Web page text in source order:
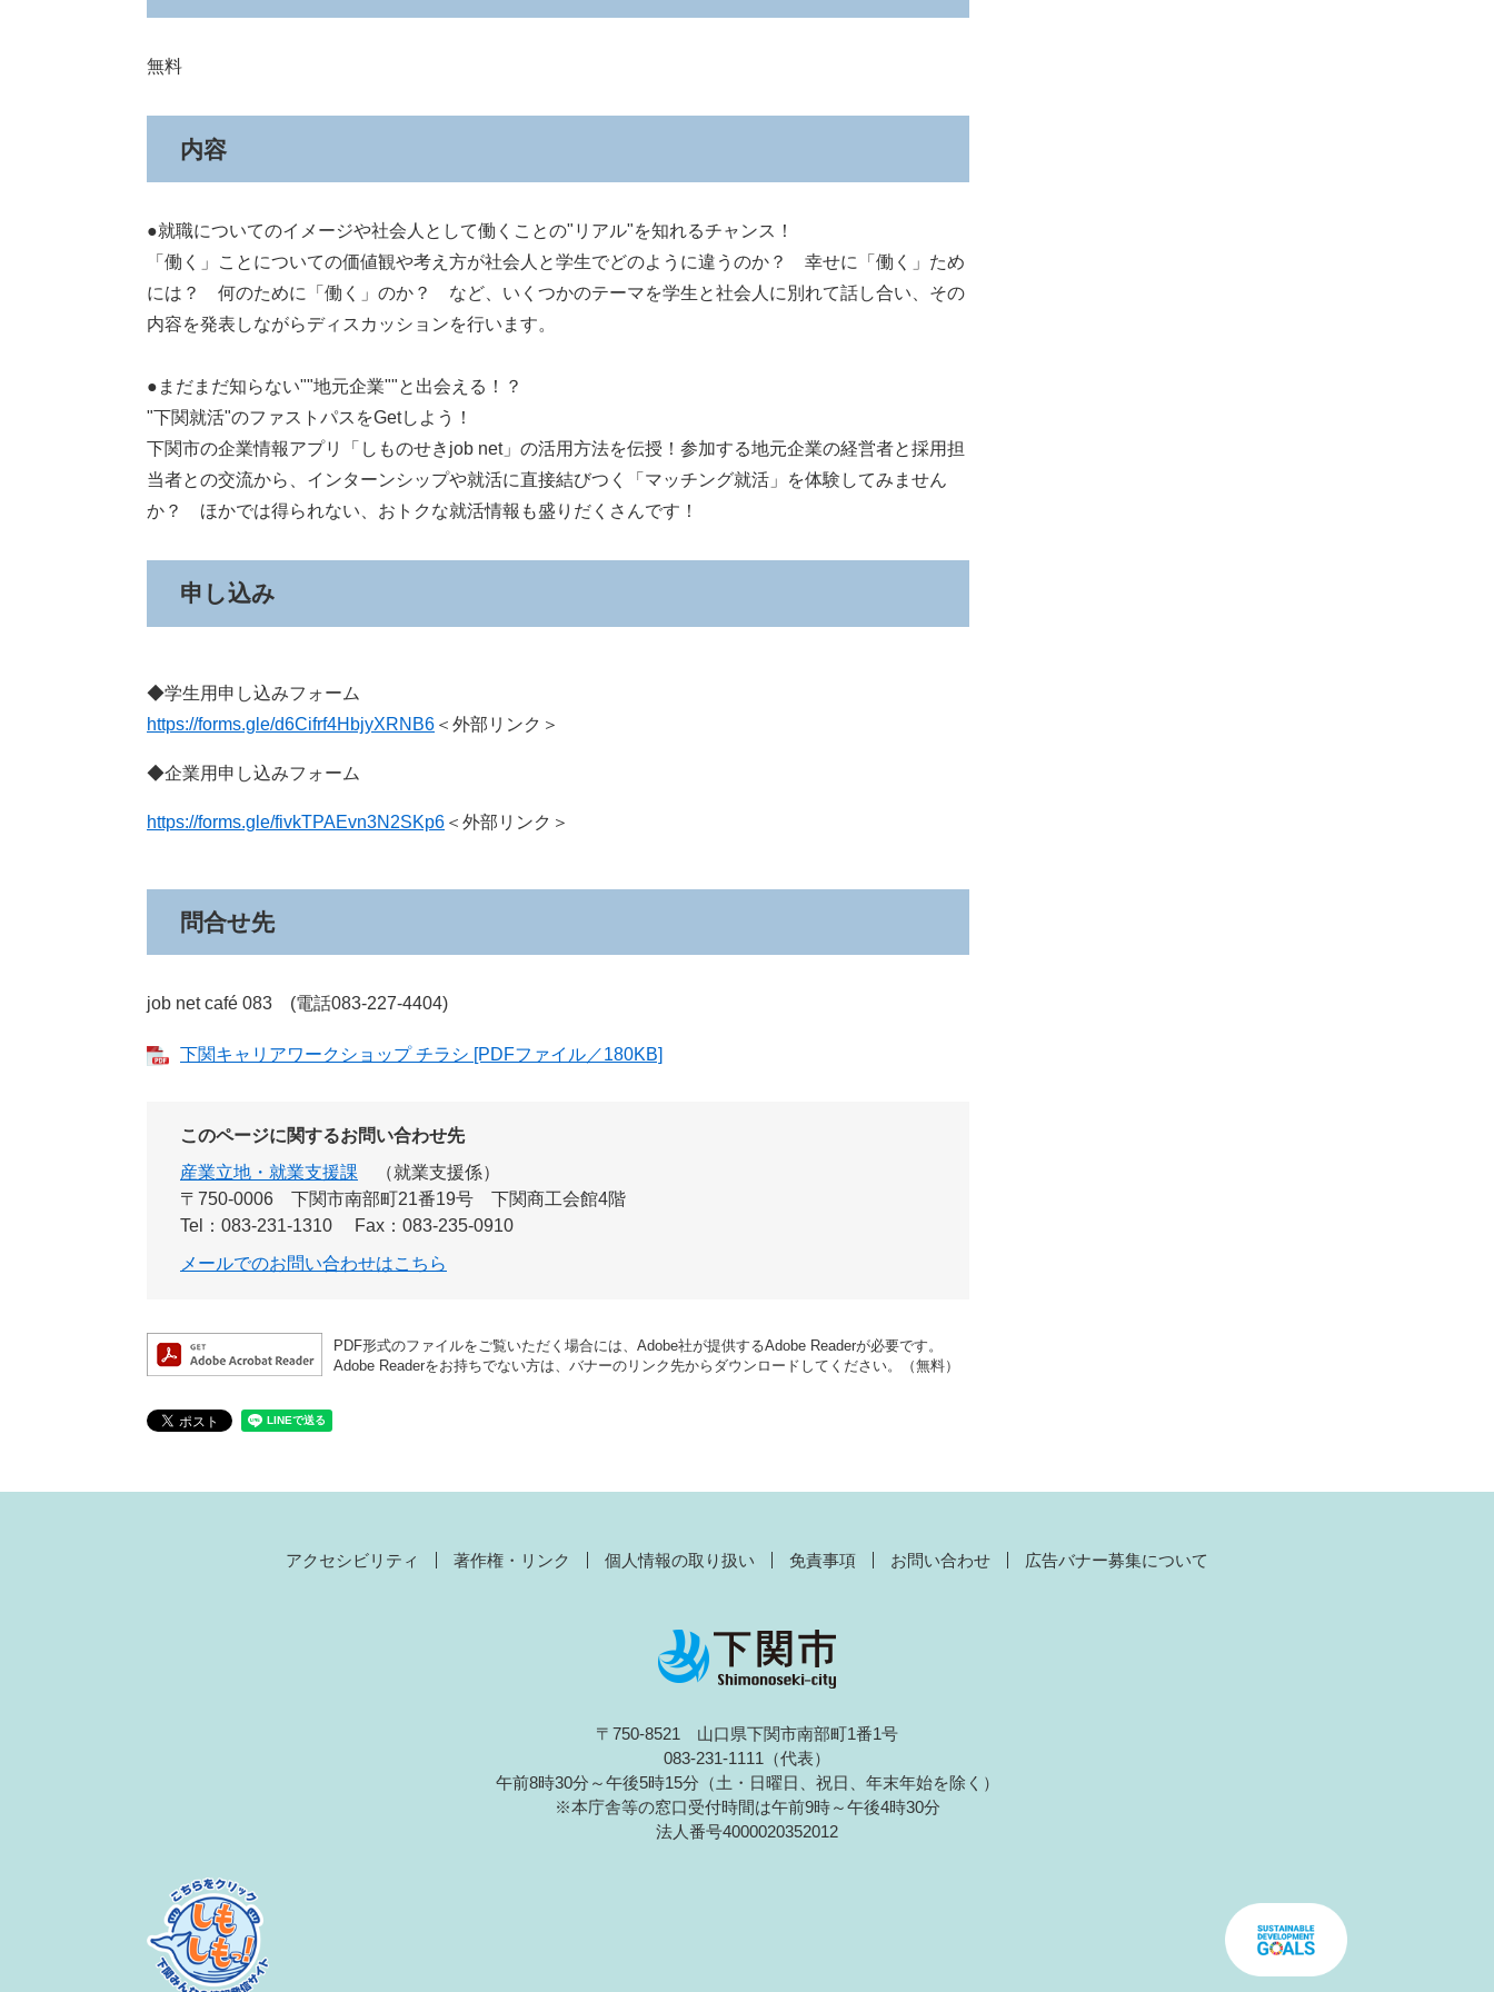
無料
内容
●就職についてのイメージや社会人として働くことの"リアル"を知れるチャンス！
「働く」ことについての価値観や考え方が社会人と学生でどのように違うのか？ 幸せに「働く」ため
には？ 何のために「働く」のか？ など、いくつかのテーマを学生と社会人に別れて話し合い、その
内容を発表しながらディスカッションを行います。
●まだまだ知らない""地元企業""と出会える！？
"下関就活"のファストパスをGetしよう！
下関市の企業情報アプリ「しものせきjob net」の活用方法を伝授！参加する地元企業の経営者と採用担
当者との交流から、インターンシップや就活に直接結びつく「マッチング就活」を体験してみません
か？ ほかでは得られない、おトクな就活情報も盛りだくさんです！
申し込み
◆学生用申し込みフォーム
https://forms.gle/d6Cifrf4HbjyXRNB6 ＜外部リンク＞
◆企業用申し込みフォーム
https://forms.gle/fivkTPAEvn3N2SKp6 ＜外部リンク＞
問合せ先
job net café 083 (電話083-227-4404)
下関キャリアワークショップ チラシ [PDFファイル／180KB]
このページに関するお問い合わせ先
産業立地・就業支援課
就業支援係
〒750-0006
下関市南部町21番19号 下関商工会館4階
Tel：083-231-1310
Fax：083-235-0910
メールでのお問い合わせはこちら
PDF形式のファイルをご覧いただく場合には、Adobe社が提供するAdobe Readerが必要です。
Adobe Readerをお持ちでない方は、バナーのリンク先からダウンロードしてください。（無料）
アクセシビリティ 著作権・リンク 個人情報の取り扱い 免責事項 お問い合わせ 広告バナー募集について
〒750-8521 山口県下関市南部町1番1号
083-231-1111（代表）
午前8時30分～午後5時15分（土・日曜日、祝日、年末年始を除く）
※本庁舎等の窓口受付時間は午前9時～午後4時30分
法人番号4000020352012